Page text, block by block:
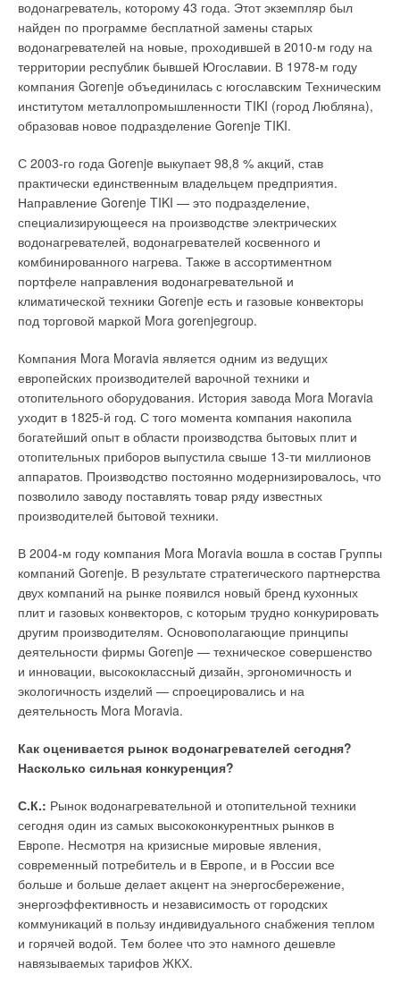
водонагреватель, которому 43 года. Этот экземпляр был
найден по программе бесплатной замены старых
водонагревателей на новые, проходившей в 2010-м году на
территории республик бывшей Югославии. В 1978-м году
компания Gorenje объединилась с югославским Техническим
институтом металлопромышленности TIKI (город Любляна),
образовав новое подразделение Gorenje TIKI.
С 2003-го года Gorenje выкупает 98,8 % акций, став
практически единственным владельцем предприятия.
Направление Gorenje TIKI — это подразделение,
специализирующееся на производстве электрических
водонагревателей, водонагревателей косвенного и
комбинированного нагрева. Также в ассортиментном
портфеле направления водонагревательной и
климатической техники Gorenje есть и газовые конвекторы
под торговой маркой Mora gorenjegroup.
Компания Mora Moravia является одним из ведущих
европейских производителей варочной техники и
отопительного оборудования. История завода Mora Moravia
уходит в 1825-й год. С того момента компания накопила
богатейший опыт в области производства бытовых плит и
отопительных приборов выпустила свыше 13-ти миллионов
аппаратов. Производство постоянно модернизировалось, что
позволило заводу поставлять товар ряду известных
производителей бытовой техники.
В 2004-м году компания Mora Moravia вошла в состав Группы
компаний Gorenje. В результате стратегического партнерства
двух компаний на рынке появился новый бренд кухонных
плит и газовых конвекторов, с которым трудно конкурировать
другим производителям. Основополагающие принципы
деятельности фирмы Gorenje — техническое совершенство
и инновации, высококлассный дизайн, эргономичность и
экологичность изделий — спроецировались и на
деятельность Mora Moravia.
Как оценивается рынок водонагревателей сегодня?
Насколько сильная конкуренция?
С.К.: Рынок водонагревательной и отопительной техники
сегодня один из самых высококонкурентных рынков в
Европе. Несмотря на кризисные мировые явления,
современный потребитель и в Европе, и в России все
больше и больше делает акцент на энергосбережение,
энергоэффективность и независимость от городских
коммуникаций в пользу индивидуального снабжения теплом
и горячей водой. Тем более что это намного дешевле
навязываемых тарифов ЖКХ.
называется Binova. При этом мы не собираемся
конкурировать с дешевой продукцией, поскольку уверены,
что российский покупатель готов заплатить несколько
больше, чтобы выбрать настоящее итальянское качество.
В то же время мы понимаем, что эта разница не должна
быть столь уж существенной. В настоящее время закончена
сертификация Binova, во время которой котел прошел все
испытания «на отлично». Российская премьера
битермического котла Binova состоится в феврале 2012-го
года в Москве, на выставке «Аква-Терм’2012». Заказчики,
которые сегодня приехали вместе с вами на производство,
первыми увидели новинку на испытательном стенде в
лаборатории.
Отмечу, что за последнее время мы полностью обновили все
линейки продуктов с точки зрения улучшения рабочих
характеристик и дизайна. Так, в 2011-м году на российском
рынке был представлен новый котел Rinova. Кроме того, мы
разработали флагманскую модель от Biasi — настенный
конденсатный котел Inovia. Главное достоинство обеих
новинок — компактность. Теперь наше оборудование может
быть размещено в небольших помещениях, что актуально
для российских условий.
Это достигнуто совершенствованием технологий, которые
позволили уменьшить габариты котлов без потери их
мощности. Вся обновленная линейка котлов получила
цифровое управление и информативный электронный
дисплей, который отображает параметры работы котла и
возможные ошибки в его работе.
Расскажите о планах вашей компании по развитию
бизнеса в России в 2012-м году?
Д.А.:Котлы Biasi — сложный технический продукт, поэтому
наш главный приоритет в данном вопросе — развитие
послепродажной и технической поддержки в вашей стране. И
если учесть российский климат, нельзя допустить, чтобы
клиент оставался без поддержки больше нескольких часов. К
сожалению, многие наши итальянские конкуренты не думают
об этом, оставляя пользователя наедине со своими
проблемами.
Поэтому наша главная задача на 2012-й год — создать
центры технической поддержки в тех регионах, где
продается наша продукция. Центры будут укомплектованы
обученными техническими специалистами и обладать
складом необходимых запчастей. Во время поездки
российские партнеры Biasi смогли вживую ознакомиться с